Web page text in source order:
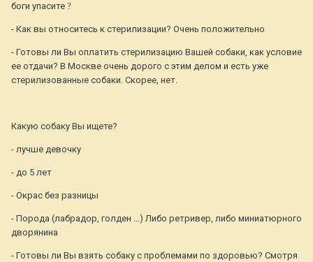
боги упасите ?
- Как вы относитесь к стерилизации? Очень положительно
- Готовы ли Вы оплатить стерилизацию Вашей собаки, как условие
ее отдачи? В Москве очень дорого с этим делом и есть уже
стерилизованные собаки. Скорее, нет.
Какую собаку Вы ищете?
- лучше девочку
- до 5 лет
- Окрас без разницы
- Порода (лабрадор, голден …) Либо ретривер, либо миниатюрного
дворянина
- Готовы ли Вы взять собаку с проблемами по здоровью? Смотря